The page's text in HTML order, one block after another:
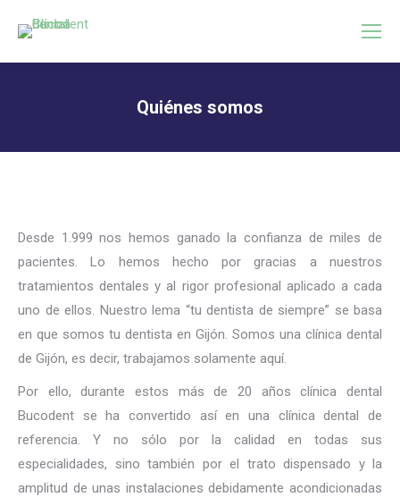
Quiénes somos
Desde 1.999 nos hemos ganado la confianza de miles de
pacientes. Lo hemos hecho por gracias a nuestros
tratamientos dentales y al rigor profesional aplicado a cada
uno de ellos. Nuestro lema “tu dentista de siempre” se basa
en que somos tu dentista en Gijón. Somos una clínica dental
de Gijón, es decir, trabajamos solamente aquí.
Por ello, durante estos más de 20 años clínica dental
Bucodent se ha convertido así en una clínica dental de
referencia. Y no sólo por la calidad en todas sus
especialidades, sino también por el trato dispensado y la
amplitud de unas instalaciones debidamente acondicionadas